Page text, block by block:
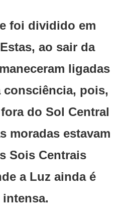
foi dividido em
ao sair da
ligadas
consciência, pois,
do Sol Central
moradas estavam
Sois Centrais
a Luz ainda é